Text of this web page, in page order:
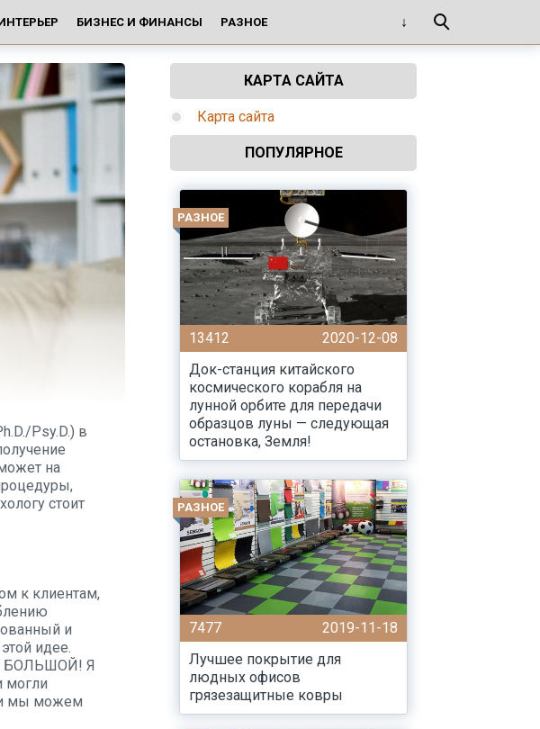
БИЗНЕС И ФИНАНСЫ РАЗНОЕ
Psy.D.) в
на
стоит
к клиентам,
и
идее.
БОЛЬШОЙ! Я
могли
и мы можем
КАРТА САЙТА
Карта сайта
ПОПУЛЯРНОЕ
РАЗНОЕ
13412
2020-12-08
Док-станция китайского
космического корабля на
лунной орбите для передачи
образцов луны — следующая
остановка, Земля!
РАЗНОЕ
7477
2019-11-18
Лучшее покрытие для
людных офисов
грязезащитные ковры